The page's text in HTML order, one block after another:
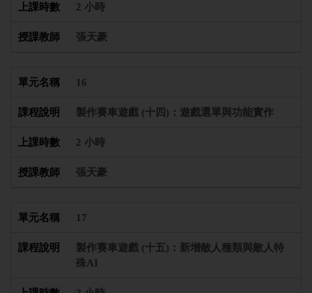
2 小時
張天豪
16
製作賽車遊戲 (十四)：遊戲選單與功能實作
2 小時
張天豪
17
製作賽車遊戲 (十五)：新增敵人種類與敵人特
殊AI